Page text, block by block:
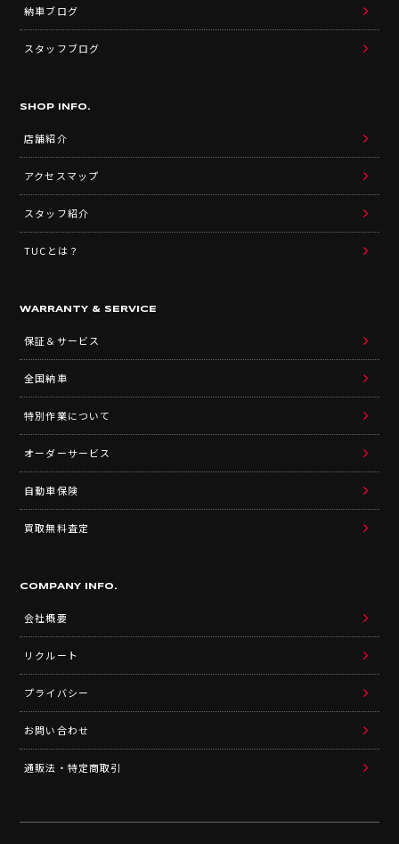
納車ブログ
スタッフブログ
SHOP INFO.
店舗紹介
アクセスマップ
スタッフ紹介
TUCとは？
WARRANTY & SERVICE
保証＆サービス
全国納車
特別作業について
オーダーサービス
自動車保険
買取無料査定
COMPANY INFO.
会社概要
リクルート
プライバシー
お問い合わせ
通販法・特定商取引